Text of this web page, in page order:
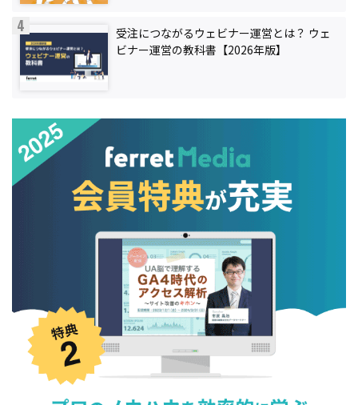
受注につながるウェビナー運営とは？ ウェ
ビナー運営の教科書【2026年版】